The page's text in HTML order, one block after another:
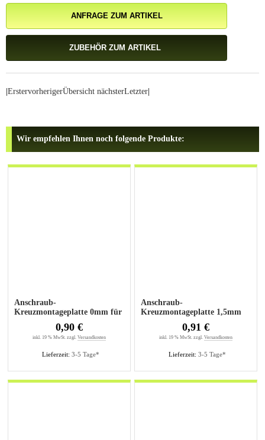
ANFRAGE ZUM ARTIKEL
ZUBEHÖR ZUM ARTIKEL
|ErstervorherigerÜbersicht nächsterLetzter|
Wir empfehlen Ihnen noch folgende Produkte:
Anschraub-
Kreuzmontageplatte 0mm für
Lieferzeit: 3-5 Tage*
0,90 €
inkl. 19 % MwSt. zzgl. Versandkosten
Anschraub-
Kreuzmontageplatte 1,5mm
Lieferzeit: 3-5 Tage*
0,91 €
inkl. 19 % MwSt. zzgl. Versandkosten